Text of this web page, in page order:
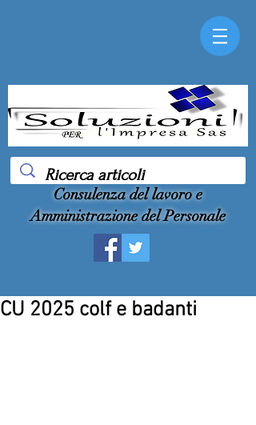
Consulenza del lavoro e
Amministrazione del Personale
CU 2025 colf e badanti